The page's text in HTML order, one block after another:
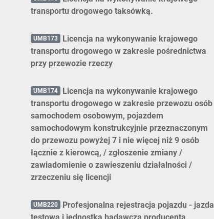
transportu drogowego taksówką.
UMB173 Licencja na wykonywanie krajowego
transportu drogowego w zakresie pośrednictwa
przy przewozie rzeczy
UMB174 Licencja na wykonywanie krajowego
transportu drogowego w zakresie przewozu osób
samochodem osobowym, pojazdem
samochodowym konstrukcyjnie przeznaczonym
do przewozu powyżej 7 i nie więcej niż 9 osób
łącznie z kierowcą, / zgłoszenie zmiany /
zawiadomienie o zawieszeniu działalności /
zrzeczeniu się licencji
UMB220 Profesjonalna rejestracja pojazdu - jazda
testowa i jednostka badawcza producenta